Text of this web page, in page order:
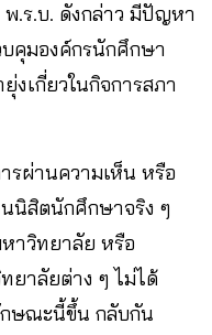
.ร.บ. ดังกล่าว มีปัญหา
บคุมองค์กรนักศึกษา
งเกี่ยวในกิจการสภา
รผ่านความเห็น หรือ
นิสิตนักศึกษาจริง ๆ
าวิทยาลัย หรือ
ยาลัยต่าง ๆ ไม่ได้
กษณะนี้ขึ้น กลับกัน